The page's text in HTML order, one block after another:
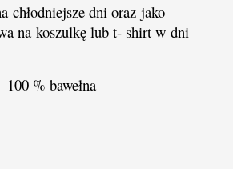
chłodniejsze dni oraz jako
na koszulkę lub t- shirt w dni
% bawełna